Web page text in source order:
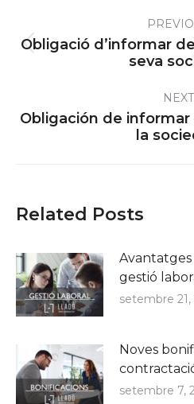
navigation
Obligació d’informar
seva
NEXT
Obligación de
la
Related Posts
Avantatges
gestió
setembre 21,
Noves
setembre 7,